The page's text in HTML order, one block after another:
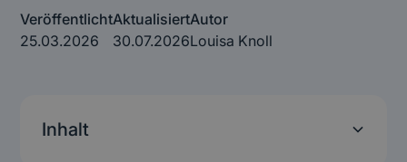
Veröffentlicht
25.03.2026
Aktualisiert
30.07.2026
Autor
Louisa Knoll
Inhalt